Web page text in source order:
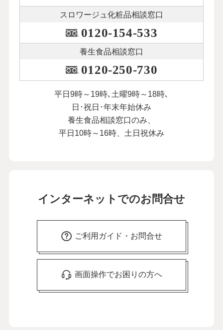
スロワージュ化粧品相談窓口
0120-154-533
養生食品相談窓口
0120-250-730
平日9時～19時､土曜9時～18時､
日･祝日･年末年始休み
養生食品相談窓口のみ、
平日10時～16時、土日祝休み
インターネットでのお問合せ
ご利用ガイド・お問合せ
画面操作でお困りの方へ